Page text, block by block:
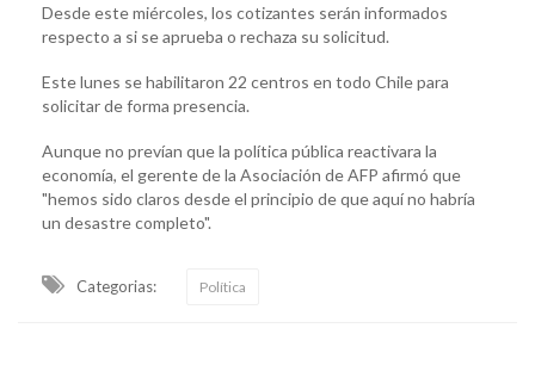
Desde este miércoles, los cotizantes serán informados
respecto a si se aprueba o rechaza su solicitud.
Este lunes se habilitaron 22 centros en todo Chile para
solicitar de forma presencia.
Aunque no prevían que la política pública reactivara la
economía, el gerente de la Asociación de AFP afirmó que
"hemos sido claros desde el principio de que aquí no habría
un desastre completo".
Categorias: Política